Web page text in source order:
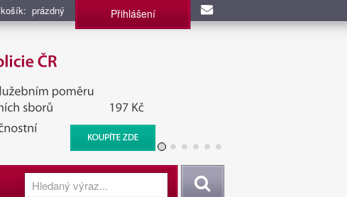
prázdný Přihlášení
služba, BIS, Zpravodajské
Vyhledat